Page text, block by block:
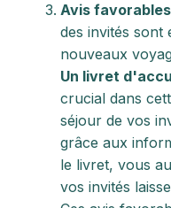
Avis
des invités sont
nouveaux
Un livret
crucial dans
séjour de vos
grâce aux
le livret, vous
vos invités